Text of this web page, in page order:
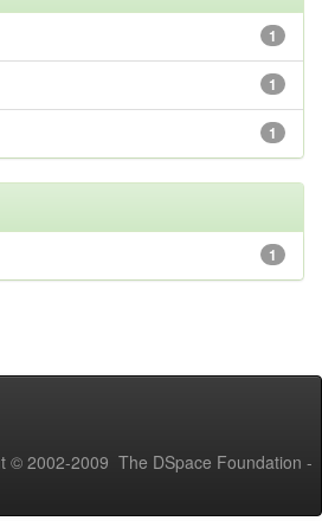
1
1
1
1
© 2002-2009 The DSpace Foundation -